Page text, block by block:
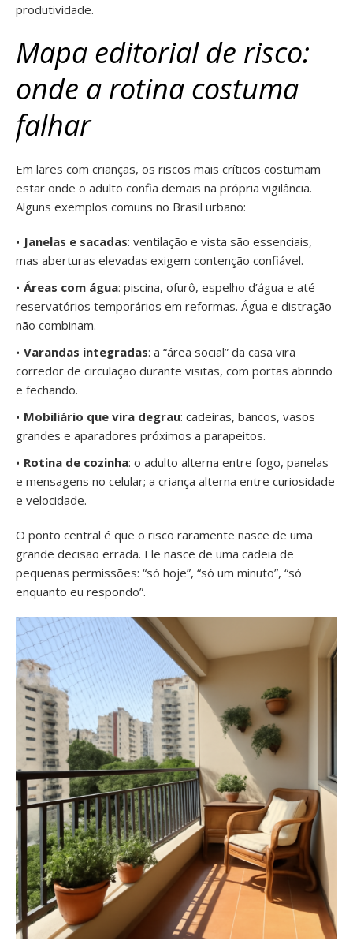
produtividade.
Mapa editorial de risco:
onde a rotina costuma
falhar
Em lares com crianças, os riscos mais críticos costumam
estar onde o adulto confia demais na própria vigilância.
Alguns exemplos comuns no Brasil urbano:
Janelas e sacadas: ventilação e vista são essenciais,
mas aberturas elevadas exigem contenção confiável.
Áreas com água: piscina, ofurô, espelho d’água e até
reservatórios temporários em reformas. Água e distração
não combinam.
Varandas integradas: a “área social” da casa vira
corredor de circulação durante visitas, com portas abrindo
e fechando.
Mobiliário que vira degrau: cadeiras, bancos, vasos
grandes e aparadores próximos a parapeitos.
Rotina de cozinha: o adulto alterna entre fogo, panelas
e mensagens no celular; a criança alterna entre curiosidade
e velocidade.
O ponto central é que o risco raramente nasce de uma
grande decisão errada. Ele nasce de uma cadeia de
pequenas permissões: “só hoje”, “só um minuto”, “só
enquanto eu respondo”.